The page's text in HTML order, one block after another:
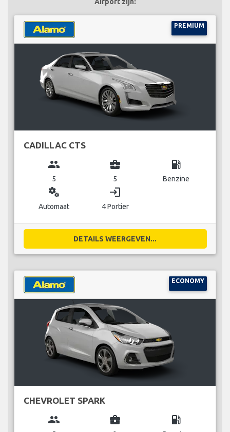
PREMIUM
CADILLAC CTS
group
5
business_center
5
local_gas_station
Benzine
miscellaneous_services
Automaat
login
4 Portier
DETAILS WEERGEVEN...
ECONOMY
CHEVROLET SPARK
group business_center local_gas_station